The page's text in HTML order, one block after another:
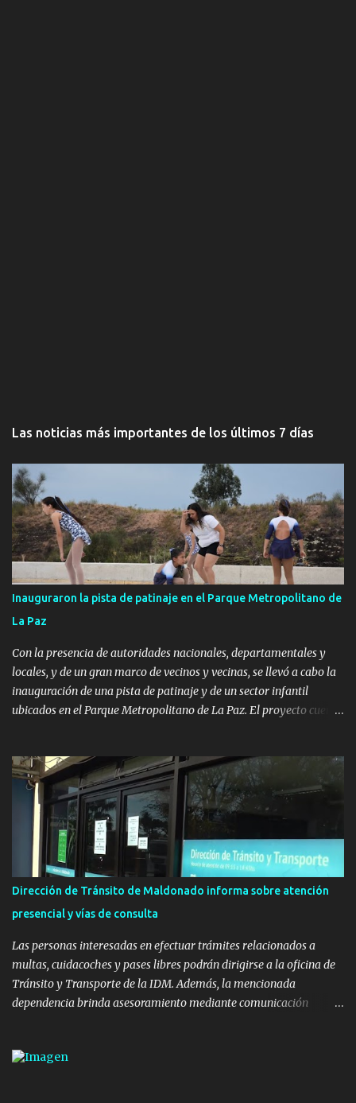
Las noticias más importantes de los últimos 7 días
Inauguraron la pista de patinaje en el Parque Metropolitano de
La Paz
Con la presencia de autoridades nacionales, departamentales y
locales, y de un gran marco de vecinos y vecinas, se llevó a cabo la
inauguración de una pista de patinaje y de un sector infantil
ubicados en el Parque Metropolitano de La Paz. El proyecto cuenta
Pública de OPP, así como aportes del Gobierno de Canelones y del
Ministerio de Transporte y Obras Públicas. La nueva
infraestructura deportiva consiste en una plataforma de 35 m por
20 m con banco de hormigón sobre sus laterales. Su destino será
polifuncional, permitiendo la práctica de patín, hockey, gimnasia y
la realización de eventos culturales. Próximo a la pista, se
instalaron juegos infantiles y equipamiento urbano (bancos de
nuevos pavimentos e iluminación. La totalidad de estas obras
implicaron una inversión estimada ...
Dirección de Tránsito de Maldonado informa sobre atención
presencial y vías de consulta
Las personas interesadas en efectuar trámites relacionados a
multas, cuidacoches y pases libres podrán dirigirse a la oficina de
Tránsito y Transporte de la IDM. Además, la mencionada
dependencia brinda asesoramiento mediante comunicación
presencial comprende los siguientes trámites: Multas: devolución